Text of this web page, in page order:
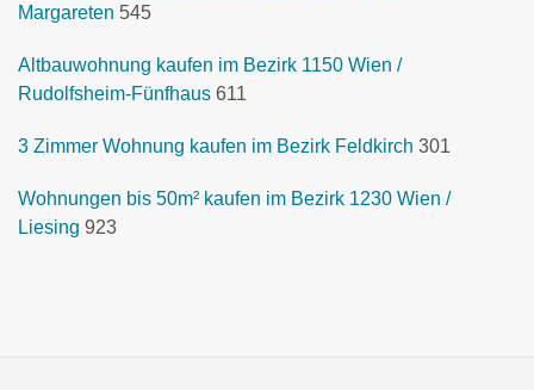
Margareten 545
Altbauwohnung kaufen im Bezirk 1150 Wien /
Rudolfsheim-Fünfhaus 611
3 Zimmer Wohnung kaufen im Bezirk Feldkirch 301
Wohnungen bis 50m² kaufen im Bezirk 1230 Wien /
Liesing 923